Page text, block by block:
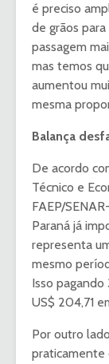
é preciso
de grãos
passagem
mas temos
aumentou
mesma
Balança
De acordo
Técnico e
FAEP/
Paraná já
representa
mesmo
Isso
US$ 204,71
Por outro
praticamente